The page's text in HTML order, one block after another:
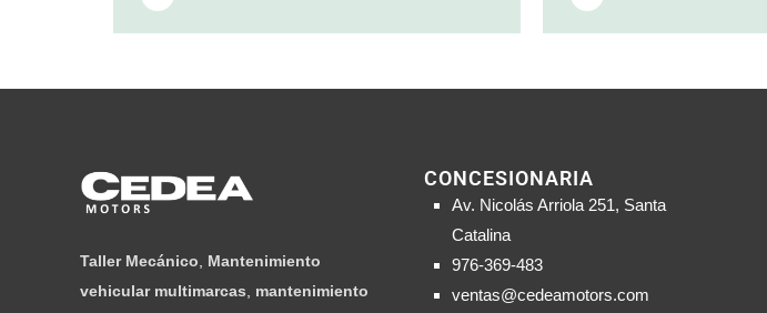
Taller Mecánico
Mantenimiento
vehicular multimarcas
mantenimiento
CONCESIONARIA
Av. Nicolás Arriola 251, Santa
Catalina
976-369-483
ventas@cedeamotors.com